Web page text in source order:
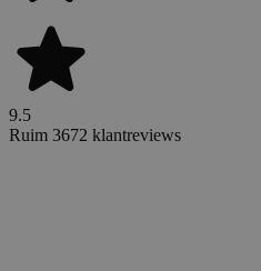
9.5
Ruim 3672 klantreviews